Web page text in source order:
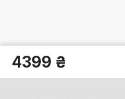
4399 ₴